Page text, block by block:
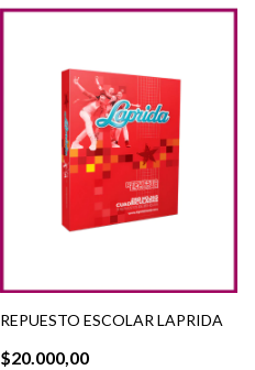
REPUESTO ESCOLAR LAPRIDA
$20.000,00